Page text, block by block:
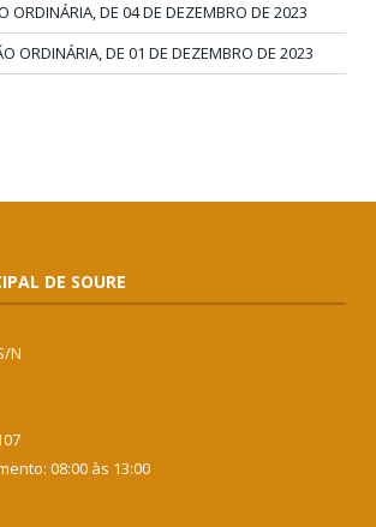
ORDINÁRIA, DE 04 DE DEZEMBRO DE 2023
ORDINÁRIA, DE 01 DE DEZEMBRO DE 2023
DE SOURE
N
08:00 às 13:00